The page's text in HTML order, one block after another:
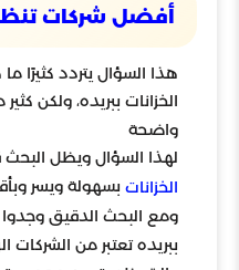
أفضل شركات
هذا السؤال يتردد
الخزانات ببريده، ولكن
واضحة
لهذا السؤال ويظل
الخزانات بسهولة ويسر
ومع البحث الدقيق وجدوا
ببريده تعتبر من الشركات